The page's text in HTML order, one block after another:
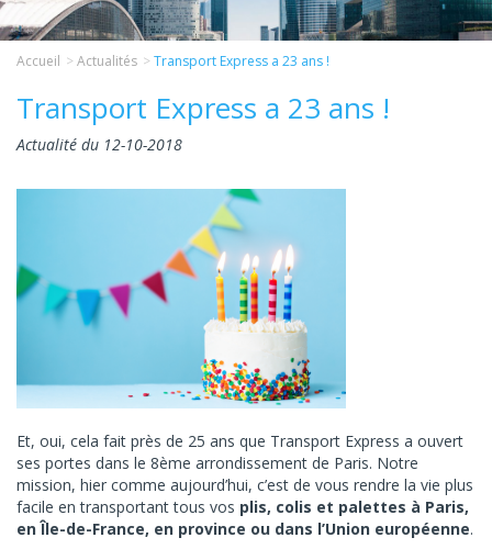
Accueil Actualités Transport Express a 23 ans !
Transport Express a 23 ans !
Actualité du 12-10-2018
Et, oui, cela fait près de 25 ans que Transport Express a ouvert
ses portes dans le 8ème arrondissement de Paris. Notre
mission, hier comme aujourd’hui, c’est de vous rendre la vie plus
facile en transportant tous vos plis, colis et palettes à Paris,
en Île-de-France, en province ou dans l’Union européenne.